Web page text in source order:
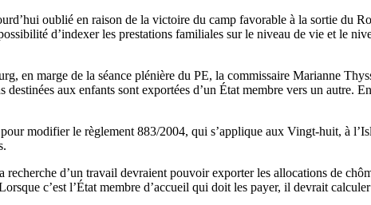
oublié en raison de la victoire du camp favorable à la sortie
d’indexer les prestations familiales sur le niveau de vie et le
en marge de la séance plénière du PE, la commissaire Marianne
destinées aux enfants sont exportées d’un État membre vers un
modifier le règlement 883/2004, qui s’applique aux Vingt-huit, à
recherche d’un travail devraient pouvoir exporter les allocations de
c’est l’État membre d’accueil qui doit les payer, il devrait